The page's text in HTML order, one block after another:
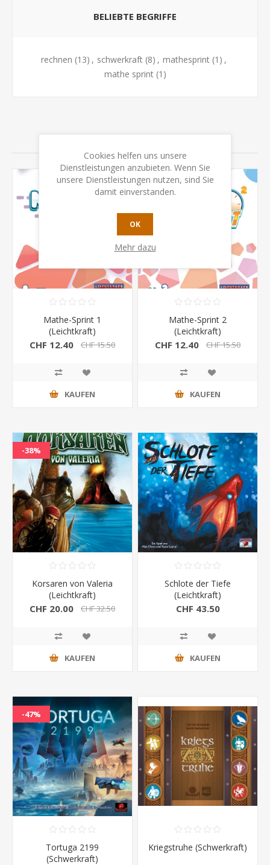
BELIEBTE BEGRIFFE
rechnen (13) , schwerkraft (8) , mathesprint (1) ,
mathe sprint (1)
Mathe-Sprint 1
(Leichtkraft)
CHF 12.40 CHF 15.50
KAUFEN
Mathe-Sprint 2
(Leichtkraft)
CHF 12.40 CHF 15.50
KAUFEN
-38%
Korsaren von Valeria
(Leichtkraft)
CHF 20.00 CHF 32.50
KAUFEN
Schlote der Tiefe
(Leichtkraft)
CHF 43.50
KAUFEN
-47%
Tortuga 2199
(Schwerkraft)
Kriegstruhe (Schwerkraft)
Cookies helfen uns unsere
Dienstleistungen anzubieten. Wenn Sie
unsere Dienstleistungen nutzen, sind Sie
damit einverstanden.
OK
Mehr dazu